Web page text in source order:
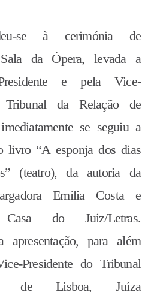
se à cerimónia de
da Ópera, levada a
e pela Vice-
Tribunal da Relação de
se seguiu a
livro “A esponja dos dias
(teatro), da autoria da
Emília Costa e
do Juiz/Letras.
apresentação, para além
Presidente do Tribunal
de Lisboa, Juíza